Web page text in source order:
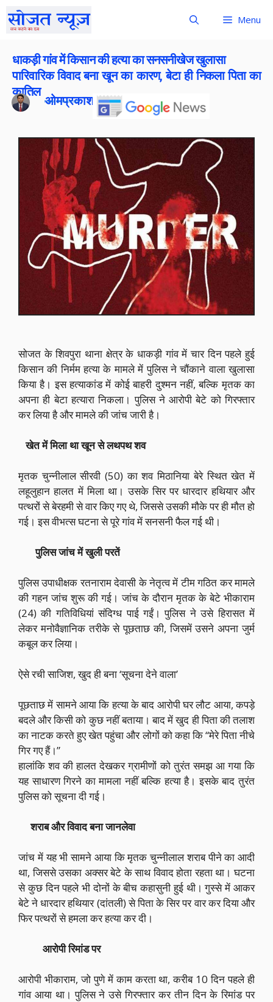
Menu
धाकड़ी गांव में किसान की हत्या का सनसनीखेज खुलासा
पारिवारिक विवाद बना खून का कारण, बेटा ही निकला पिता का
कातिल
ओमप्रकाश बोराना
Publish On:26 April 2026
सोजत के शिवपुरा थाना क्षेत्र के धाकड़ी गांव में चार दिन पहले हुई
किसान की निर्मम हत्या के मामले में पुलिस ने चौंकाने वाला खुलासा
किया है। इस हत्याकांड में कोई बाहरी दुश्मन नहीं, बल्कि मृतक का
अपना ही बेटा हत्यारा निकला। पुलिस ने आरोपी बेटे को गिरफ्तार
कर लिया है और मामले की जांच जारी है।
खेत में मिला था खून से लथपथ शव
मृतक चुन्नीलाल सीरवी (50) का शव मिठानिया बेरे स्थित खेत में
लहूलुहान हालत में मिला था। उसके सिर पर धारदार हथियार और
पत्थरों से बेरहमी से वार किए गए थे, जिससे उसकी मौके पर ही मौत हो
गई। इस वीभत्स घटना से पूरे गांव में सनसनी फैल गई थी।
पुलिस जांच में खुली परतें
पुलिस उपाधीक्षक रतनाराम देवासी के नेतृत्व में टीम गठित कर मामले
की गहन जांच शुरू की गई। जांच के दौरान मृतक के बेटे भीकाराम
(24) की गतिविधियां संदिग्ध पाई गईं। पुलिस ने उसे हिरासत में
लेकर मनोवैज्ञानिक तरीके से पूछताछ की, जिसमें उसने अपना जुर्म
कबूल कर लिया।
ऐसे रची साजिश, खुद ही बना ‘सूचना देने वाला’
पूछताछ में सामने आया कि हत्या के बाद आरोपी घर लौट आया, कपड़े
बदले और किसी को कुछ नहीं बताया। बाद में खुद ही पिता की तलाश
का नाटक करते हुए खेत पहुंचा और लोगों को कहा कि “मेरे पिता नीचे
गिर गए हैं।”
हालांकि शव की हालत देखकर ग्रामीणों को तुरंत समझ आ गया कि
यह साधारण गिरने का मामला नहीं बल्कि हत्या है। इसके बाद तुरंत
पुलिस को सूचना दी गई।
शराब और विवाद बना जानलेवा
जांच में यह भी सामने आया कि मृतक चुन्नीलाल शराब पीने का आदी
था, जिससे उसका अक्सर बेटे के साथ विवाद होता रहता था। घटना
से कुछ दिन पहले भी दोनों के बीच कहासुनी हुई थी। गुस्से में आकर
बेटे ने धारदार हथियार (दांतली) से पिता के सिर पर वार कर दिया और
फिर पत्थरों से हमला कर हत्या कर दी।
आरोपी रिमांड पर
आरोपी भीकाराम, जो पुणे में काम करता था, करीब 10 दिन पहले ही
गांव आया था। पुलिस ने उसे गिरफ्तार कर तीन दिन के रिमांड पर